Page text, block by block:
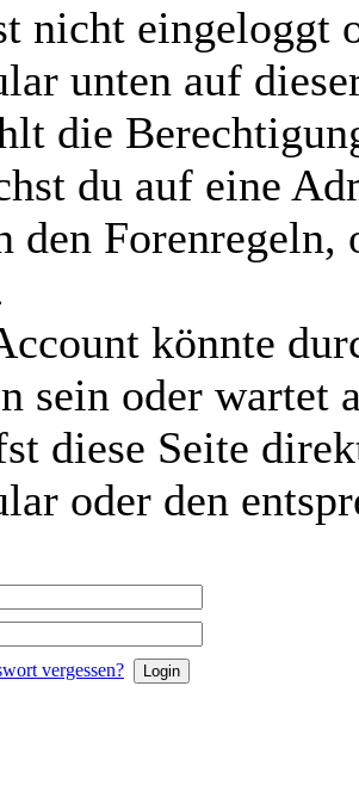
nicht eingeloggt
unten auf
die
du auf eine
den Forenregeln,
könnte
sein oder wartet
diese Seite
oder den
vergessen?